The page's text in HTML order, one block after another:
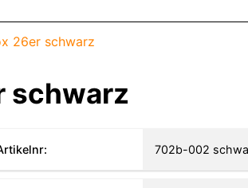
26er schwarz
schwarz
702b-002